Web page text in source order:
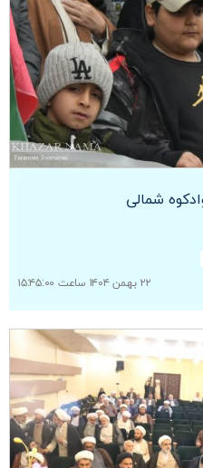
۲۲ بهمن ۱۴۰۴ ساعت ۱۵:۴۵:۰۰